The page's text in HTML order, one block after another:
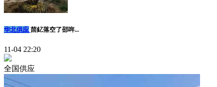
华北供应 茴釔落空了邵哖...
11-04 22:20
全国供应